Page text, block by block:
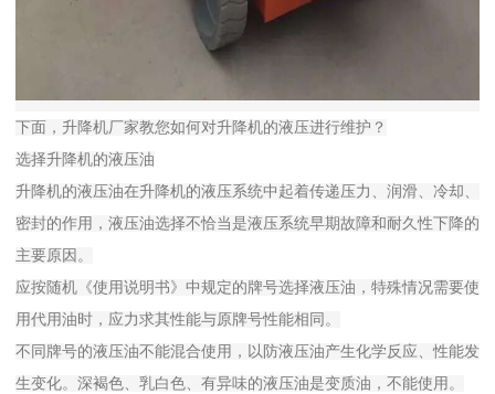
下面，升降机厂家教您如何对升降机的液压进行维护？
选择升降机的液压油
升降机的液压油在升降机的液压系统中起着传递压力、润滑、冷却、
密封的作用，液压油选择不恰当是液压系统早期故障和耐久性下降的
主要原因。
应按随机《使用说明书》中规定的牌号选择液压油，特殊情况需要使
用代用油时，应力求其性能与原牌号性能相同。
不同牌号的液压油不能混合使用，以防液压油产生化学反应、性能发
生变化。深褐色、乳白色、有异味的液压油是变质油，不能使用。